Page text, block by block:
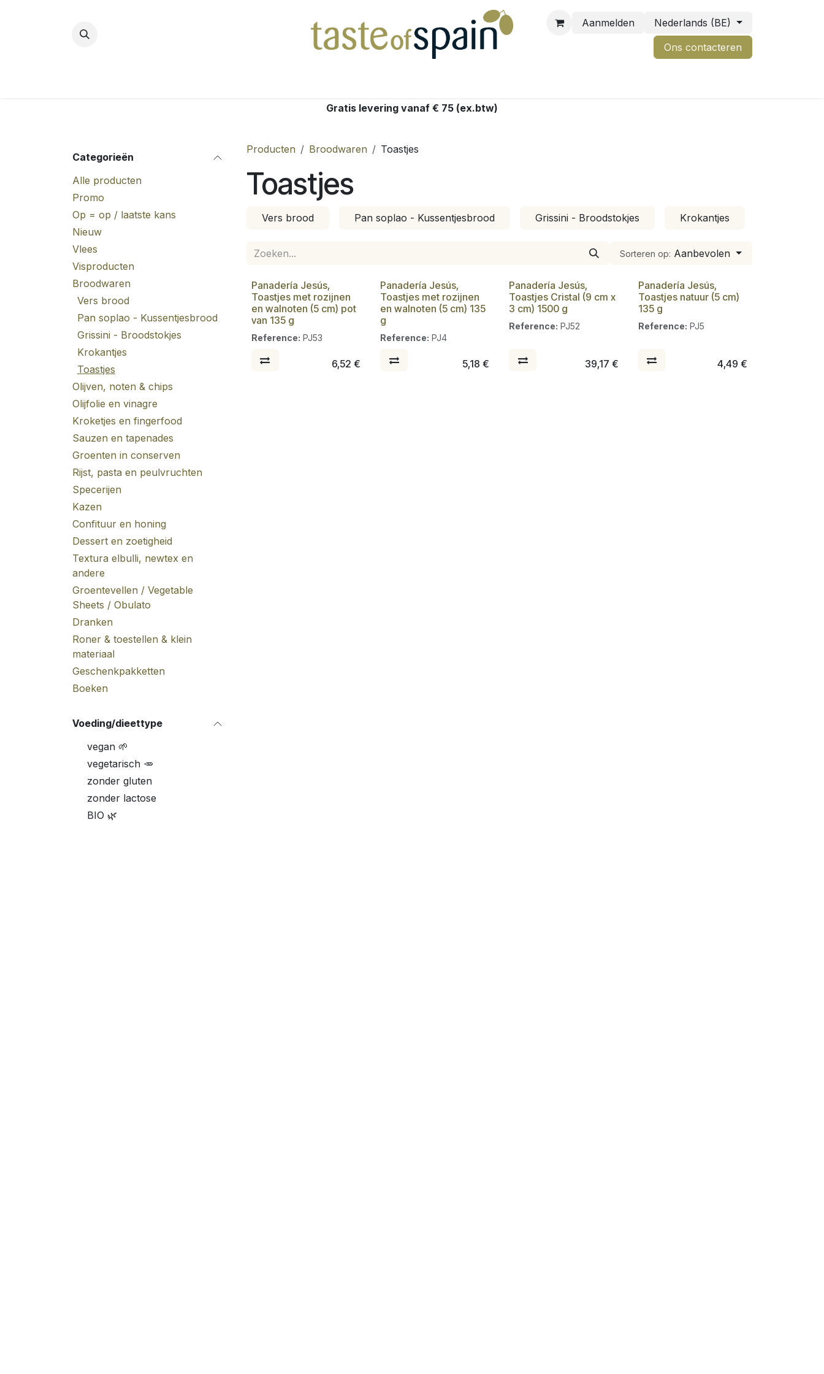
Aanmelden
Nederlands (BE)
Ons contacteren
Gratis levering vanaf € 75 (ex.btw)
Categorieën
Alle producten
Promo
Op = op / laatste kans
Nieuw
Vlees
Visproducten
Broodwaren
Vers brood
Pan soplao - Kussentjesbrood
Grissini - Broodstokjes
Krokantjes
Toastjes
Olijven, noten & chips
Olijfolie en vinagre
Kroketjes en fingerfood
Sauzen en tapenades
Groenten in conserven
Rijst, pasta en peulvruchten
Specerijen
Kazen
Confituur en honing
Dessert en zoetigheid
Textura elbulli, newtex en
andere
Groentevellen / Vegetable
Sheets / Obulato
Dranken
Roner & toestellen & klein
materiaal
Geschenkpakketten
Boeken
Voeding/dieettype
vegan 🌱
vegetarisch 🥕
zonder gluten
zonder lactose
BIO 🌿
Producten Broodwaren Toastjes
Toastjes
Vers brood Pan soplao - Kussentjesbrood Grissini - Broodstokjes Krokantjes
Sorteren op: Aanbevolen
Panadería Jesús,
Toastjes met rozijnen
en walnoten (5 cm) pot
van 135 g
Reference: PJ53
6,52 €
Panadería Jesús,
Toastjes met rozijnen
en walnoten (5 cm) 135
g
Reference: PJ4
5,18 €
Panadería Jesús,
Toastjes Cristal (9 cm x
3 cm) 1500 g
Reference: PJ52
39,17 €
Panadería Jesús,
Toastjes natuur (5 cm)
135 g
Reference: PJ5
4,49 €